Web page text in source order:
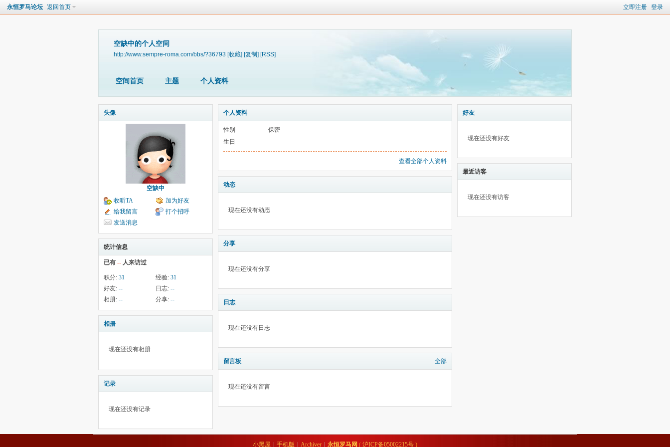
立即注册 登录
永恒罗马论坛 返回首页
空缺中的个人空间
http://www.sempre-roma.com/bbs/?36793 [收藏] [复制] [RSS]
空间首页 主题 个人资料
头像
空缺中
收听TA
加为好友
给我留言
打个招呼
发送消息
统计信息
已有 -- 人来访过
积分: 31 经验: 31
好友: -- 日志: --
相册: -- 分享: --
相册
现在还没有相册
记录
现在还没有记录
个人资料
性别
保密
生日
查看全部个人资料
动态
现在还没有动态
分享
现在还没有分享
日志
现在还没有日志
留言板 全部
现在还没有留言
好友
现在还没有好友
最近访客
现在还没有访客
小黑屋 手机版 Archiver 永恒罗马网 ( 沪ICP备05002215号 )